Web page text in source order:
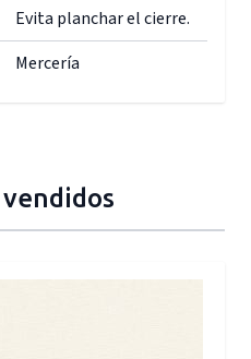
Evita planchar el cierre.
Mercería
vendidos